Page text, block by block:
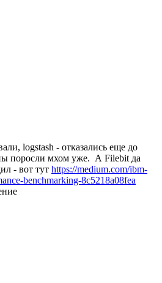
logstash - отказались еще до
поросли мхом уже. А Filebit да
- вот тут https://medium.com/ibm-
benchmarking-8c5218a08fea